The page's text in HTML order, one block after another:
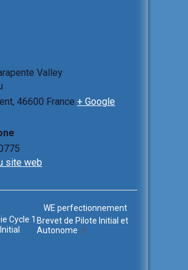
Valley
, 46600 France + Google
site web
Cycle 1
WE perfectionnement
Brevet de Pilote Initial et
Autonome